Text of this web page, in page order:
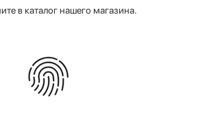
в каталог нашего магазина.